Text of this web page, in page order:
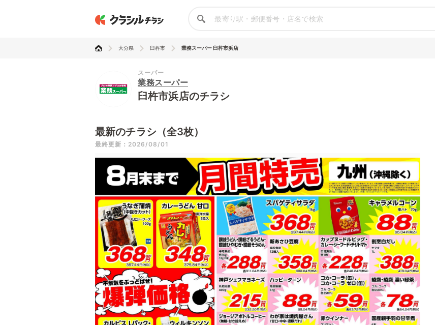
大分県 臼杵市 業務スーパー 臼杵市浜店
スーパー
業務スーパー
臼杵市浜店のチラシ
最新のチラシ（全3枚）
最終更新：2026/08/01